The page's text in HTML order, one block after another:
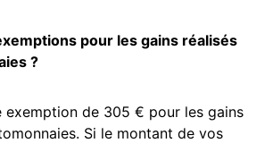
pour les gains réalisés
?
exemption de 305 € pour les gains
Si le montant de vos